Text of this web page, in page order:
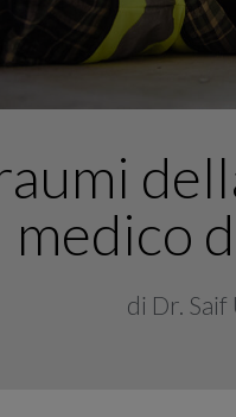
medico
di Dr.